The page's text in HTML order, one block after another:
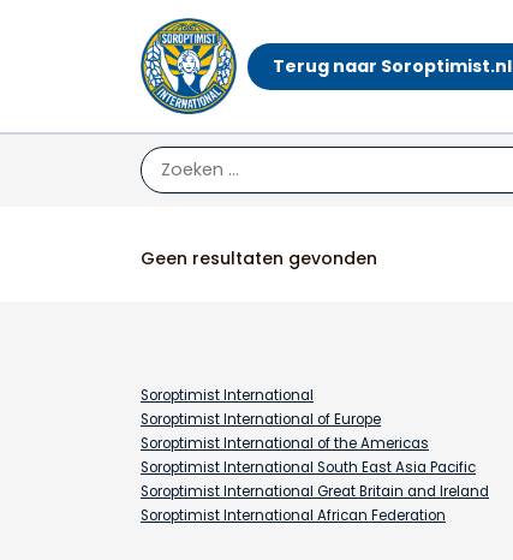
Terug naar Soroptimist.nl
Acties
Geen resultaten gevonden
Soroptimist International
Soroptimist International of Europe
Soroptimist International of the Americas
Soroptimist International South East Asia Pacific
Soroptimist International Great Britain and Ireland
Soroptimist International African Federation